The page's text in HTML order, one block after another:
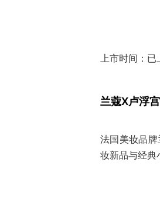
上市时间：已
兰蔻X卢浮
法国美妆品
妆新品与经典